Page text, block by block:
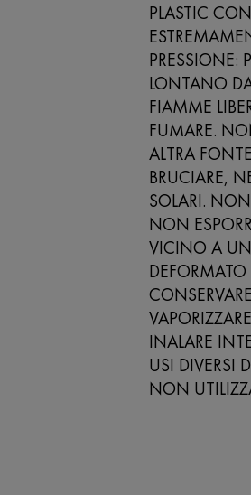
PLASTIC
PRESSIONE:
LONTANO
FIAMME
FUMARE.
ALTRA
BRUCIARE,
SOLARI.
NON
VICINO A UN
INALARE
USI DIVERSI
NON